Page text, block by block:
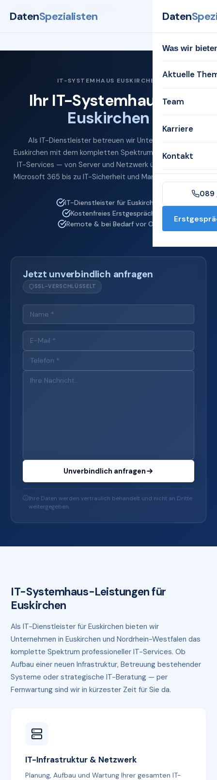
DatenSpezialisten Daten
Was wir
Aktuelle
Team
Karriere
Kontakt
089
IT-SYSTEMHAUS EUSKIRCHEN
Ihr IT-Systemhaus für
Euskirchen
Als IT-Dienstleister betreuen wir Unternehmen in
Euskirchen mit dem kompletten Spektrum professioneller
IT-Services — von Server und Netzwerk über Cloud und
Microsoft 365 bis zu IT-Sicherheit und Managed Services.
IT-Dienstleister für Euskirchen
Kostenfreies Erstgespräch
Remote & bei Bedarf vor Ort
Jetzt unverbindlich anfragen
SSL-VERSCHLÜSSELT
Unverbindlich anfragen
Ihre Daten werden vertraulich behandelt und nicht an Dritte
weitergegeben.
IT-Systemhaus-Leistungen für
Euskirchen
Als IT-Dienstleister für Euskirchen bieten wir
Unternehmen in Euskirchen und Nordrhein-Westfalen das
komplette Spektrum professioneller IT-Services. Ob
Aufbau einer neuen Infrastruktur, Betreuung bestehender
Systeme oder strategische IT-Beratung — per
Fernwartung sind wir in kürzester Zeit für Sie da.
IT-Infrastruktur & Netzwerk
Planung, Aufbau und Wartung Ihrer gesamten IT-